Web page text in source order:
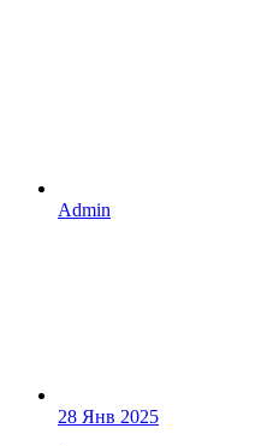
Admin
28 Янв 2025